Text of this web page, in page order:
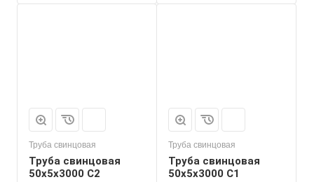
Труба свинцовая
Труба свинцовая
50x5x3000 С2
Труба свинцовая
Труба свинцовая
50x5x3000 С1